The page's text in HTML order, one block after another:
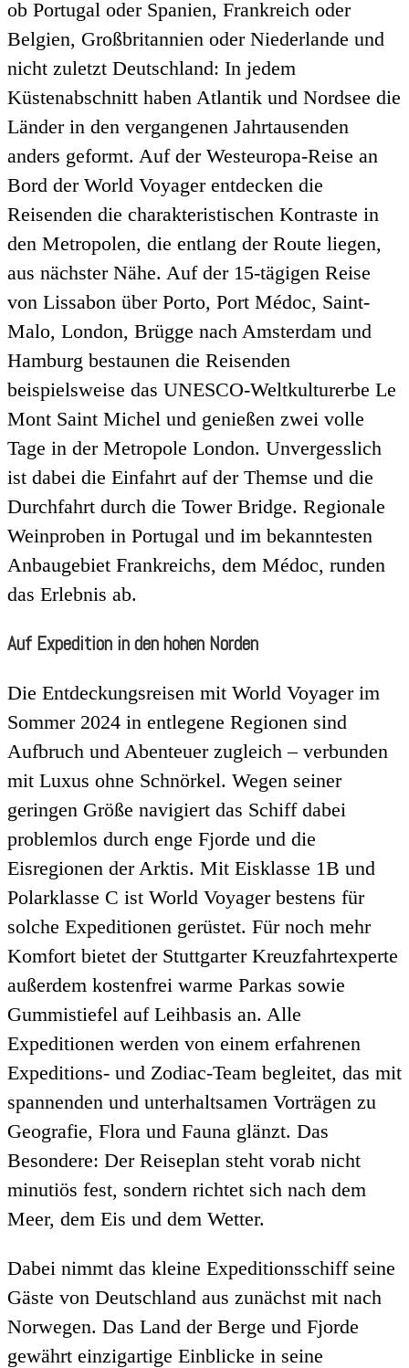
ob Portugal oder Spanien, Frankreich oder
Belgien, Großbritannien oder Niederlande und
nicht zuletzt Deutschland: In jedem
Küstenabschnitt haben Atlantik und Nordsee die
Länder in den vergangenen Jahrtausenden
anders geformt. Auf der Westeuropa-Reise an
Bord der World Voyager entdecken die
Reisenden die charakteristischen Kontraste in
den Metropolen, die entlang der Route liegen,
aus nächster Nähe. Auf der 15-tägigen Reise
von Lissabon über Porto, Port Médoc, Saint-
Malo, London, Brügge nach Amsterdam und
Hamburg bestaunen die Reisenden
beispielsweise das UNESCO-Weltkulturerbe Le
Mont Saint Michel und genießen zwei volle
Tage in der Metropole London. Unvergesslich
ist dabei die Einfahrt auf der Themse und die
Durchfahrt durch die Tower Bridge. Regionale
Weinproben in Portugal und im bekanntesten
Anbaugebiet Frankreichs, dem Médoc, runden
das Erlebnis ab.
Auf Expedition in den hohen Norden
Die Entdeckungsreisen mit World Voyager im
Sommer 2024 in entlegene Regionen sind
Aufbruch und Abenteuer zugleich – verbunden
mit Luxus ohne Schnörkel. Wegen seiner
geringen Größe navigiert das Schiff dabei
problemlos durch enge Fjorde und die
Eisregionen der Arktis. Mit Eisklasse 1B und
Polarklasse C ist World Voyager bestens für
solche Expeditionen gerüstet. Für noch mehr
Komfort bietet der Stuttgarter Kreuzfahrtexperte
außerdem kostenfrei warme Parkas sowie
Gummistiefel auf Leihbasis an. Alle
Expeditionen werden von einem erfahrenen
Expeditions- und Zodiac-Team begleitet, das mit
spannenden und unterhaltsamen Vorträgen zu
Geografie, Flora und Fauna glänzt. Das
Besondere: Der Reiseplan steht vorab nicht
minutiös fest, sondern richtet sich nach dem
Meer, dem Eis und dem Wetter.
Dabei nimmt das kleine Expeditionsschiff seine
Gäste von Deutschland aus zunächst mit nach
Norwegen. Das Land der Berge und Fjorde
gewährt einzigartige Einblicke in seine